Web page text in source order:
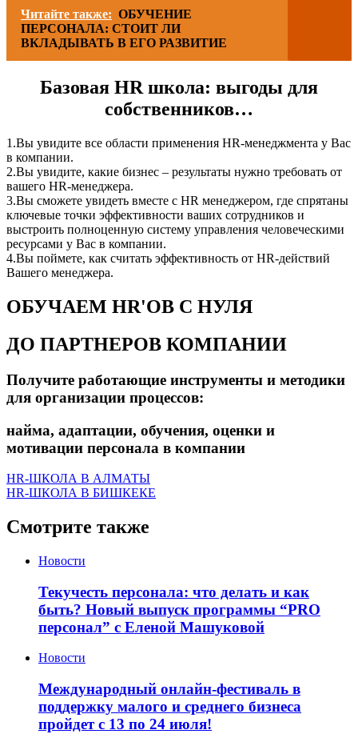
Читайте также: ОБУЧЕНИЕ
ПЕРСОНАЛА: СТОИТ ЛИ
ВКЛАДЫВАТЬ В ЕГО РАЗВИТИЕ
Базовая HR школа: выгоды для
собственников…
1.Вы увидите все области применения HR-менеджмента у Вас
в компании.
2.Вы увидите, какие бизнес – результаты нужно требовать от
вашего HR-менеджера.
3.Вы сможете увидеть вместе с HR менеджером, где спрятаны
ключевые точки эффективности ваших сотрудников и
выстроить полноценную систему управления человеческими
ресурсами у Вас в компании.
4.Вы поймете, как считать эффективность от HR-действий
Вашего менеджера.
ОБУЧАЕМ HR'ОВ С НУЛЯ
ДО ПАРТНЕРОВ КОМПАНИИ
Получите работающие инструменты и методики
для организации процессов:
найма, адаптации, обучения, оценки и
мотивации персонала в компании
HR-ШКОЛА В АЛМАТЫ
HR-ШКОЛА В БИШКЕКЕ
Смотрите также
Новости
Текучесть персонала: что делать и как
быть? Новый выпуск программы “PRO
персонал” с Еленой Машуковой
Новости
Международный онлайн-фестиваль в
поддержку малого и среднего бизнеса
пройдет с 13 по 24 июля!